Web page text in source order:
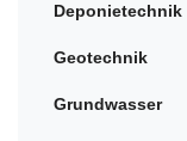
Deponietechnik
Geotechnik
Grundwasser